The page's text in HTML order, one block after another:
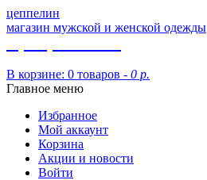
цеппелин
магазин мужской и женской одежды
В корзине: 0 товаров - 0 р.
Главное меню
Избранное
Мой аккаунт
Корзина
Акции и новости
Войти